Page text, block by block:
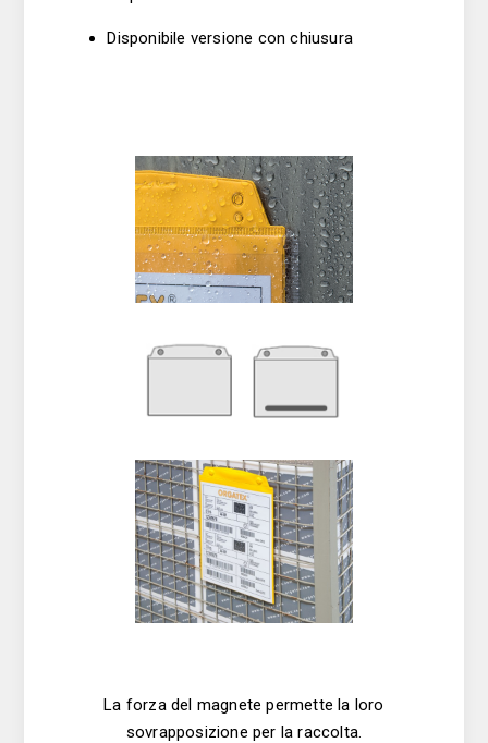
Disponibile versione con chiusura
La forza del magnete permette la loro
sovrapposizione per la raccolta.